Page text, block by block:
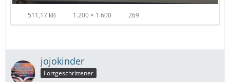
511,17 kB 1.200 × 1.600 269
jojokinder
Fortgeschrittener